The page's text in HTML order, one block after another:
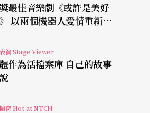
最佳音樂劇《或許是美好
以兩個機器人愛情重新凝
人生
演 Stage Viewer
為活檔案庫 自己的故事
窗 Hot at NTCH